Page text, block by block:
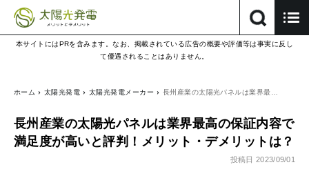
本サイトにはPRを含みます。なお、掲載されている広告の概要や評価等は事実に反し
て優遇されることはありません。
ホーム 太陽光発電 太陽光発電メーカー 長州産業の太陽光パネルは業界最…
長州産業の太陽光パネルは業界最高の保証内容で
満足度が高いと評判！メリット・デメリットは？
投稿日 2023/09/01